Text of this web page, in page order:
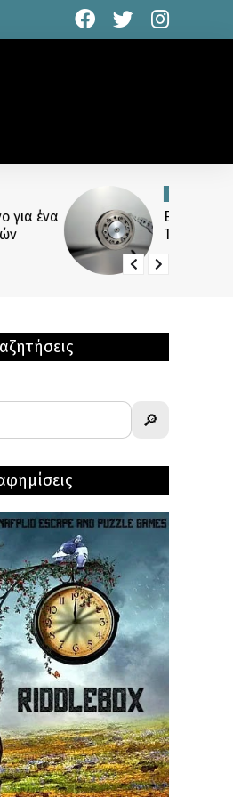
ρακοσυλλέκτες:
της αποθήκευσης
🔎